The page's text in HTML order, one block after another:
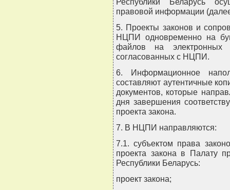
правовой информации
5. Проекты законов и
НЦПИ одновременно на
файлов на электронных
согласованных с НЦПИ.
6. Информационное
составляют аутентичные
документов, которые
дня завершения
проекта закона.
7. В НЦПИ направляются:
7.1. субъектом права
проекта закона в Палату
Республики Беларусь:
проект закона;